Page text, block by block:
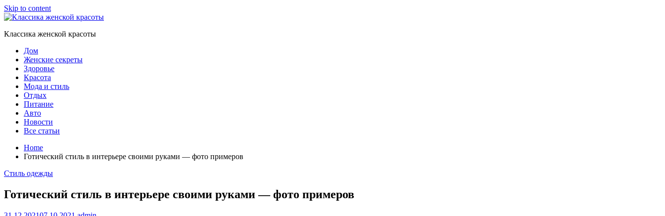
Skip to content
Классика женской красоты
Дом
Женские секреты
Здоровье
Красота
Мода и стиль
Отдых
Питание
Авто
Новости
Все статьи
Home
Готический стиль в интерьере своими руками — фото примеров
Стиль одежды
Готический стиль в интерьере своими руками — фото примеров